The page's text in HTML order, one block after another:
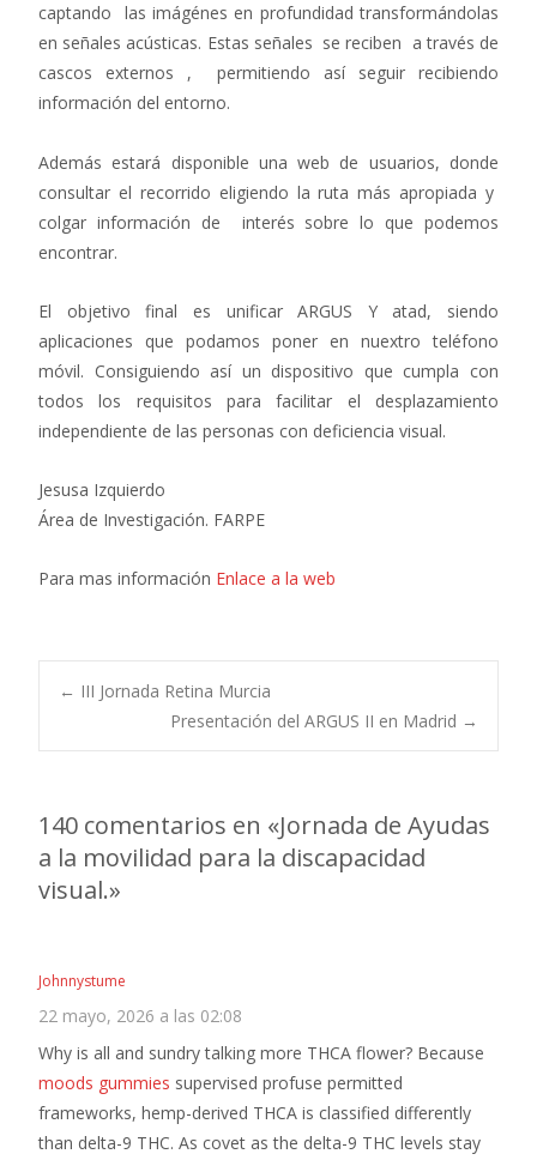
captando las imágénes en profundidad transformándolas
en señales acústicas. Estas señales se reciben a través de
cascos externos , permitiendo así seguir recibiendo
información del entorno.
Además estará disponible una web de usuarios, donde
consultar el recorrido eligiendo la ruta más apropiada y
colgar información de interés sobre lo que podemos
encontrar.
El objetivo final es unificar ARGUS Y atad, siendo
aplicaciones que podamos poner en nuextro teléfono
móvil. Consiguiendo así un dispositivo que cumpla con
todos los requisitos para facilitar el desplazamiento
independiente de las personas con deficiencia visual.
Jesusa Izquierdo
Área de Investigación. FARPE
Para mas información Enlace a la web
Navegación
entradas
← III Jornada Retina Murcia
Presentación del ARGUS II en Madrid →
140 comentarios en «Jornada de Ayudas
a la movilidad para la discapacidad
visual.»
Johnnystume
22 mayo, 2026 a las 02:08
Why is all and sundry talking more THCA flower? Because
moods gummies supervised profuse permitted
frameworks, hemp-derived THCA is classified differently
than delta-9 THC. As covet as the delta-9 THC levels stay